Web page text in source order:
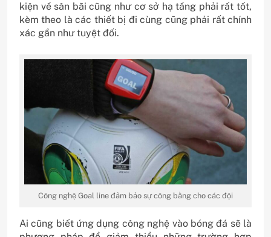
kiện về sân bãi cũng như cơ sở hạ tầng phải rất tốt,
kèm theo là các thiết bị đi cùng cũng phải rất chính
xác gần như tuyệt đối.
Công nghệ Goal line đảm bảo sự công bằng cho các đội
Ai cũng biết ứng dụng công nghệ vào bóng đá sẽ là